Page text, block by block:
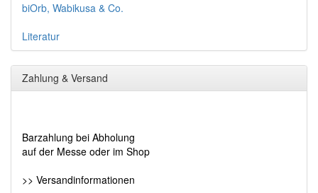
biOrb, Wabikusa & Co.
Literatur
Zahlung & Versand
Barzahlung bei Abholung
auf der Messe oder im Shop
>> Versandinformationen